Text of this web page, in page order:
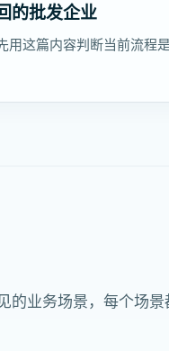
的批发企业
用这篇内容判断当前流程
的业务场景，每个场